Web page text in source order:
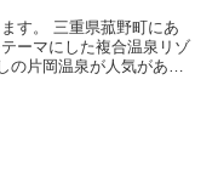
町にあ
ーマにした複合温泉リゾ
の片岡温泉が人気があ